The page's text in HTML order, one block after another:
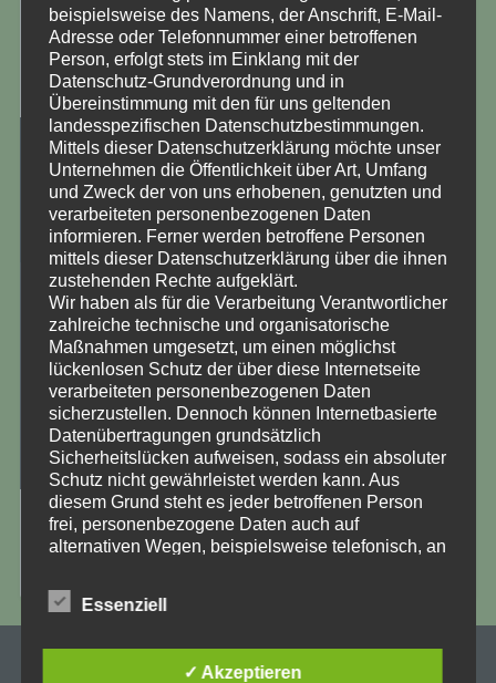
Antje Hashagen
6. Januar 2018
Informationen
Vorheriger Beitrag
Nächster Beitrag
DIE KOMMENTARE SIND GESCHLOSSEN.
Unsere Kontaktdaten
beispielsweise des Namens, der Anschrift, E-Mail-
Adresse oder Telefonnummer einer betroffenen
Person, erfolgt stets im Einklang mit der
Datenschutz-Grundverordnung und in
Übereinstimmung mit den für uns geltenden
landesspezifischen Datenschutzbestimmungen.
Mittels dieser Datenschutzerklärung möchte unser
Unternehmen die Öffentlichkeit über Art, Umfang
und Zweck der von uns erhobenen, genutzten und
verarbeiteten personenbezogenen Daten
informieren. Ferner werden betroffene Personen
mittels dieser Datenschutzerklärung über die ihnen
zustehenden Rechte aufgeklärt.
Wir haben als für die Verarbeitung Verantwortlicher
zahlreiche technische und organisatorische
Maßnahmen umgesetzt, um einen möglichst
lückenlosen Schutz der über diese Internetseite
verarbeiteten personenbezogenen Daten
sicherzustellen. Dennoch können Internetbasierte
Datenübertragungen grundsätzlich
Sicherheitslücken aufweisen, sodass ein absoluter
Schutz nicht gewährleistet werden kann. Aus
diesem Grund steht es jeder betroffenen Person
frei, personenbezogene Daten auch auf
alternativen Wegen, beispielsweise telefonisch, an
Begriffsbestimmungen
Begrifflichkeiten, die durch den Europäischen
Richtlinien- und Verordnungsgeber beim Erlass
Essenziell
✓ Akzeptieren